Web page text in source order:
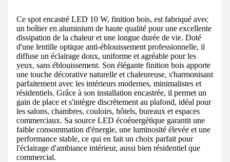
Ce spot encastré LED 10 W, finition bois, est fabriqué avec
un boîtier en aluminium de haute qualité pour une excellente
dissipation de la chaleur et une longue durée de vie. Doté
d'une lentille optique anti-éblouissement professionnelle, il
diffuse un éclairage doux, uniforme et agréable pour les
yeux, sans éblouissement. Son élégante finition bois apporte
une touche décorative naturelle et chaleureuse, s'harmonisant
parfaitement avec les intérieurs modernes, minimalistes et
résidentiels. Grâce à son installation encastrée, il permet un
gain de place et s'intègre discrètement au plafond, idéal pour
les salons, chambres, couloirs, hôtels, bureaux et espaces
commerciaux. Sa source LED écoénergétique garantit une
faible consommation d'énergie, une luminosité élevée et une
performance stable, ce qui en fait un choix parfait pour
l'éclairage d'ambiance intérieur, aussi bien résidentiel que
commercial.